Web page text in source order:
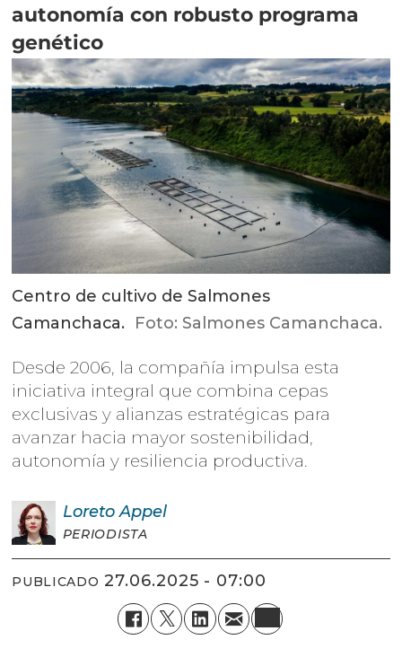
autonomía con robusto programa
genético
Centro de cultivo de Salmones
Camanchaca. Foto: Salmones Camanchaca.
Desde 2006, la compañía impulsa esta
iniciativa integral que combina cepas
exclusivas y alianzas estratégicas para
avanzar hacia mayor sostenibilidad,
autonomía y resiliencia productiva.
Loreto Appel
PERIODISTA
PUBLICADO 27.06.2025 - 07:00